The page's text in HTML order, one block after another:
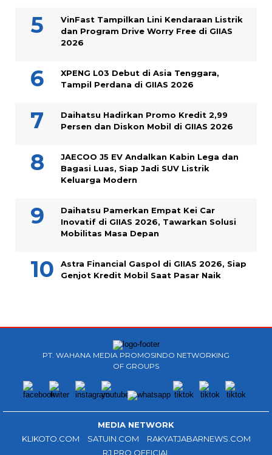
VinFast Tampilkan Lini Kendaraan Listrik
dan Program Drive Worry Free di GIIAS
2026
XPENG L03 Debut di Asia Tenggara,
Tampil Perdana di GIIAS 2026
Daihatsu Hadirkan Promo Kredit 2,99
Persen dan Diskon Mobil di GIIAS 2026
JAECOO J5 EV Andalkan Kabin Lega dan
Bagasi Luas, Siap Jadi SUV Listrik
Keluarga Modern
Daihatsu Pamerkan Empat Kei Car
Inovatif di GIIAS 2026, Tawarkan Solusi
Mobilitas Masa Depan
Astra Financial Gaspol di GIIAS 2026, Siap
Genjot Kredit Mobil Saat Pasar Naik
PT. WAHANA MEDIA PROMOSINDO NETWORKING
OF GROUPS
MEDIA NETWORK
KLIKOTO.COM
SATUIN.COM
RAKYATJABARNEWS.COM
RJ PRO OFFICIAL